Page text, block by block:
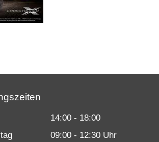
14:00 - 18:00
09:00 - 12:30 Uhr